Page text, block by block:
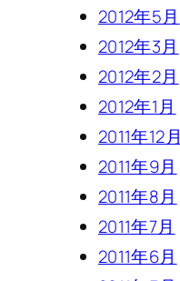
2012年5月
2012年3月
2012年2月
2012年1月
2011年12月
2011年9月
2011年8月
2011年7月
2011年6月